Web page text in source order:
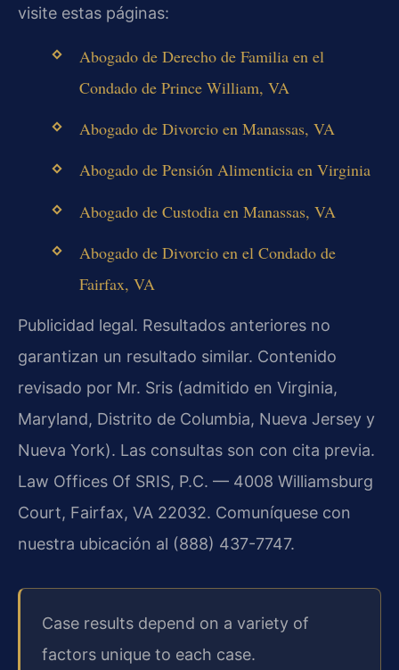
visite estas páginas:
Abogado de Derecho de Familia en el
Condado de Prince William, VA
Abogado de Divorcio en Manassas, VA
Abogado de Pensión Alimenticia en Virginia
Abogado de Custodia en Manassas, VA
Abogado de Divorcio en el Condado de
Fairfax, VA
Publicidad legal. Resultados anteriores no
garantizan un resultado similar. Contenido
revisado por Mr. Sris (admitido en Virginia,
Maryland, Distrito de Columbia, Nueva Jersey y
Nueva York). Las consultas son con cita previa.
Law Offices Of SRIS, P.C. — 4008 Williamsburg
Court, Fairfax, VA 22032. Comuníquese con
nuestra ubicación al (888) 437-7747.
Case results depend on a variety of
factors unique to each case.